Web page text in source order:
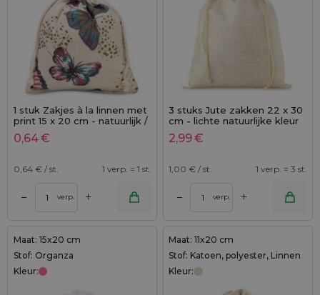
1 stuk Zakjes à la linnen met
print 15 x 20 cm - natuurlijk /
vlinder
0,64€
0,64 € / st. 1 verp. = 1 st.
– verp. +
3 stuks Jute zakken 22 x 30
cm - lichte natuurlijke kleur
2,99€
1,00 € / st. 1 verp. = 3 st.
– verp. +
Maat: 15x20 cm
Stof: Organza
Kleur:
Maat: 11x20 cm
Stof: Katoen, polyester, Linnen
Kleur: